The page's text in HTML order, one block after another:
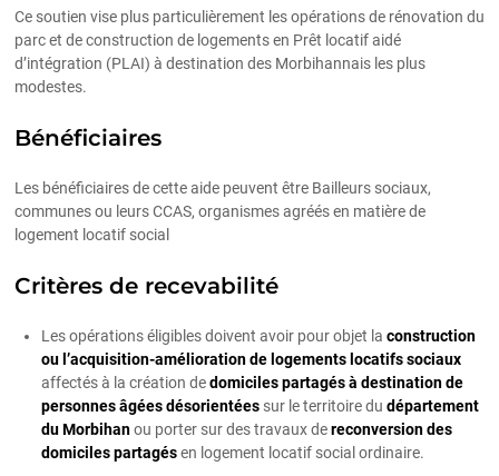
Ce soutien vise plus particulièrement les opérations de rénovation du
parc et de construction de logements en Prêt locatif aidé
d’intégration (PLAI) à destination des Morbihannais les plus
modestes.
Bénéficiaires
Les bénéficiaires de cette aide peuvent être Bailleurs sociaux,
communes ou leurs CCAS, organismes agréés en matière de
logement locatif social
Critères de recevabilité
Les opérations éligibles doivent avoir pour objet la construction
ou l’acquisition-amélioration de logements locatifs sociaux
affectés à la création dedomiciles partagés à destination de
personnes âgées désorientéessur le territoire du département
du Morbihanou porter sur des travaux dereconversion des
domiciles partagésen logement locatif social ordinaire.